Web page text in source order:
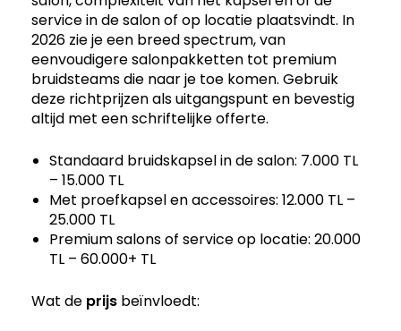
service in de salon of op locatie plaatsvindt. In
2026 zie je een breed spectrum, van
eenvoudigere salonpakketten tot premium
bruidsteams die naar je toe komen. Gebruik
deze richtprijzen als uitgangspunt en bevestig
altijd met een schriftelijke offerte.
Standaard bruidskapsel in de salon: 7.000 TL
– 15.000 TL
Met proefkapsel en accessoires: 12.000 TL –
25.000 TL
Premium salons of service op locatie: 20.000
TL – 60.000+ TL
Wat de prijs beïnvloedt: